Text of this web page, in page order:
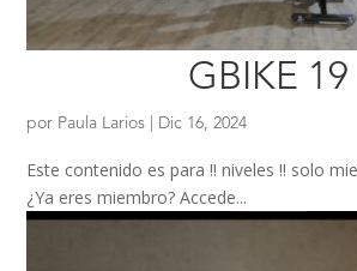
GBIKE 19
por Paula Larios Dic 16, 2024
Este contenido es para !! niveles !! solo
¿Ya eres miembro? Accede...